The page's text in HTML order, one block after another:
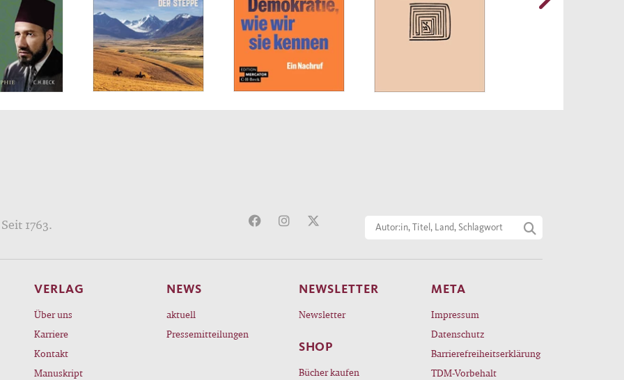
1763.
VERLAG
Über uns
Karriere
Kontakt
Manuskript
NEWS
aktuell
Pressemitteilungen
NEWSLETTER
Newsletter
SHOP
Bücher kaufen
META
Impressum
Datenschutz
Barrierefreiheitserklärung
TDM-Vorbehalt